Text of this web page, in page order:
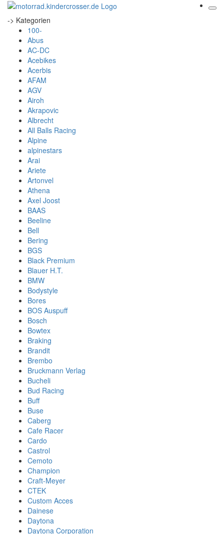
-> Kategorien
100-
Abus
AC-DC
Acebikes
Acerbis
AFAM
AGV
Airoh
Akrapovic
Albrecht
All Balls Racing
Alpine
alpinestars
Arai
Ariete
Artonvel
Athena
Axel Joost
BAAS
Beeline
Bell
Bering
BGS
Black Premium
Blauer H.T.
BMW
Bodystyle
Bores
BOS Auspuff
Bosch
Bowtex
Braking
Brandit
Brembo
Bruckmann Verlag
Bucheli
Bud Racing
Buff
Buse
Caberg
Cafe Racer
Cardo
Castrol
Cemoto
Champion
Craft-Meyer
CTEK
Custom Acces
Dainese
Daytona
Daytona Corporation